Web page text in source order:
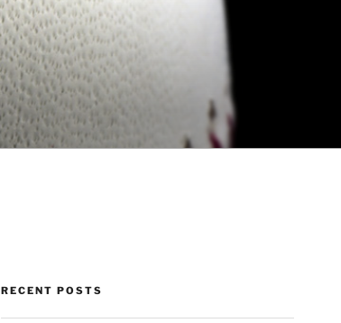
RECENT POSTS